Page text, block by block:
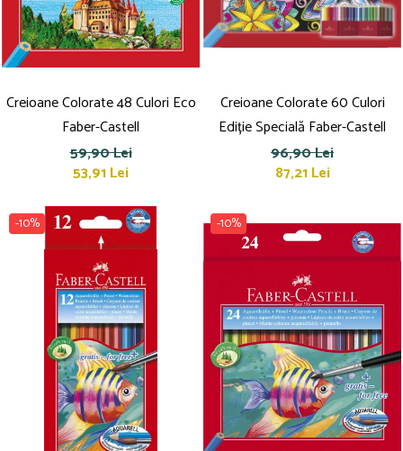
Culori în ulei
Pensule
Plastilină
Tempera și Guașe
Tăiere și lipire
Creioane Colorate 48 Culori Eco
Faber-Castell
59,90 Lei
53,91 Lei
Creioane Colorate 60 Culori
Ediție Specială Faber-Castell
96,90 Lei
87,21 Lei
-10% -10%